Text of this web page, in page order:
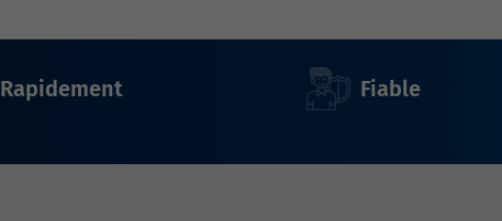
Rapidement Fiable